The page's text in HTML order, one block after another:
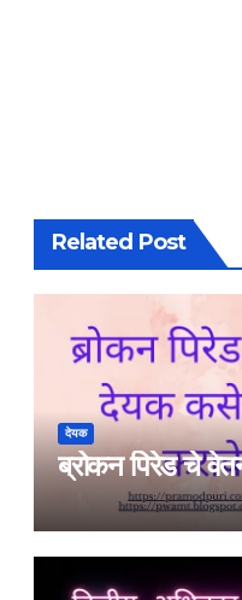
Related Post
देयक
ब्रोकन पिरेड चे